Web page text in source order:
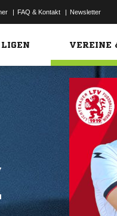
| FAQ & Kontakt | Newsletter
LIGEN VEREINE